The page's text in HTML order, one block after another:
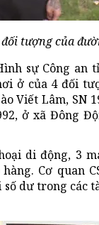
đối tượng của
sự Công
ở của 4 đối
Viết Lâm, SN
ở xã Đông
di động, 3
Cơ quan
dư trong các